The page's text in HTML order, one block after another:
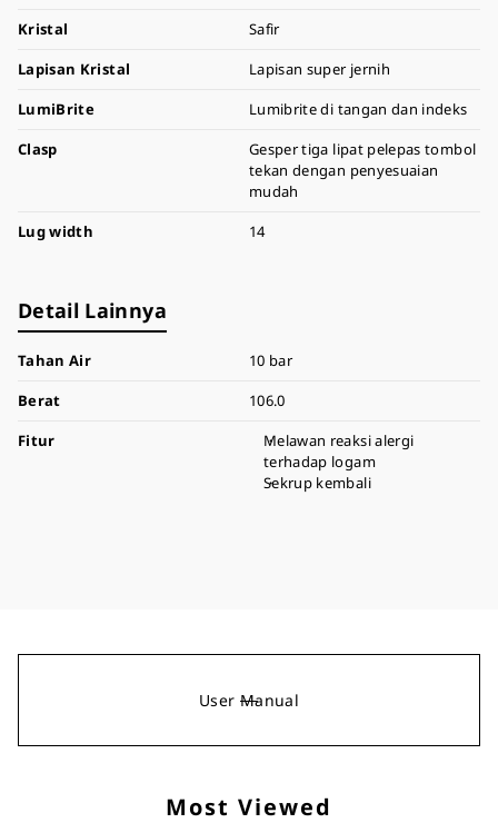
Kristal
Safir
Lapisan Kristal
Lapisan super jernih
LumiBrite
Lumibrite di tangan dan indeks
Clasp
Gesper tiga lipat pelepas tombol
tekan dengan penyesuaian
mudah
Lug width
14
Detail Lainnya
Tahan Air
10 bar
Berat
106.0
Fitur
Melawan reaksi alergi
terhadap logam
Sekrup kembali
User Manual
Most Viewed